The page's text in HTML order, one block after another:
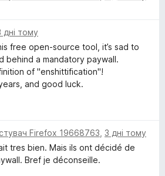
дні тому
free open-source tool, it’s sad to
behind a mandatory paywall.
of "enshittification"!
and good luck.
Firefox 19668763 3 дні тому
tres bien. Mais ils ont décidé de
Bref je déconseille.